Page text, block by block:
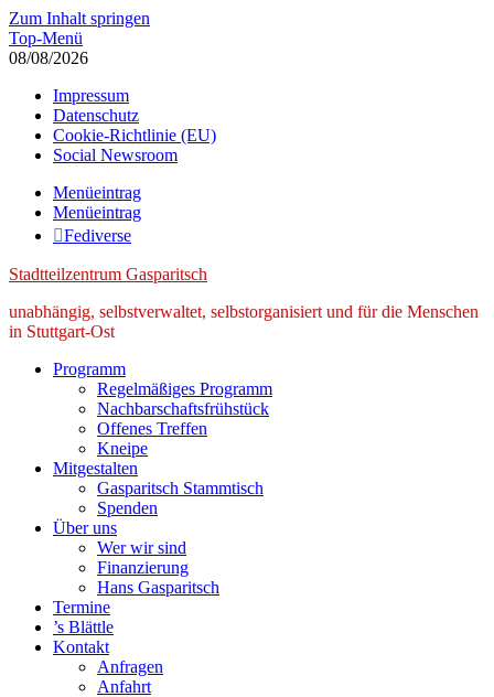
Zum Inhalt springen
Top-Menü
08/08/2026
Impressum
Datenschutz
Cookie-Richtlinie (EU)
Social Newsroom
Menüeintrag
Menüeintrag
Fediverse
Stadtteilzentrum Gasparitsch
unabhängig, selbstverwaltet, selbstorganisiert und für die Menschen
in Stuttgart-Ost
Programm
Regelmäßiges Programm
Nachbarschaftsfrühstück
Offenes Treffen
Kneipe
Mitgestalten
Gasparitsch Stammtisch
Spenden
Über uns
Wer wir sind
Finanzierung
Hans Gasparitsch
Termine
’s Blättle
Kontakt
Anfragen
Anfahrt